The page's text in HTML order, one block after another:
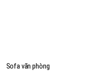
Sofa văn phòng